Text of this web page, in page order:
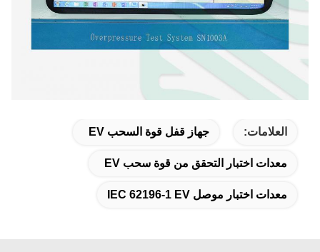
العلامات: جهاز قفل قوة السحب EV
معدات اختبار التحقق من قوة سحب EV
معدات اختبار موصل IEC 62196-1 EV